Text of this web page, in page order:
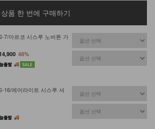
품 한 번에 구매하기
7/아르코 시스루 노버튼 가
48%
16/에어라이트 시스루 셔